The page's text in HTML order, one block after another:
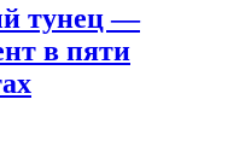
тунец —
в пяти